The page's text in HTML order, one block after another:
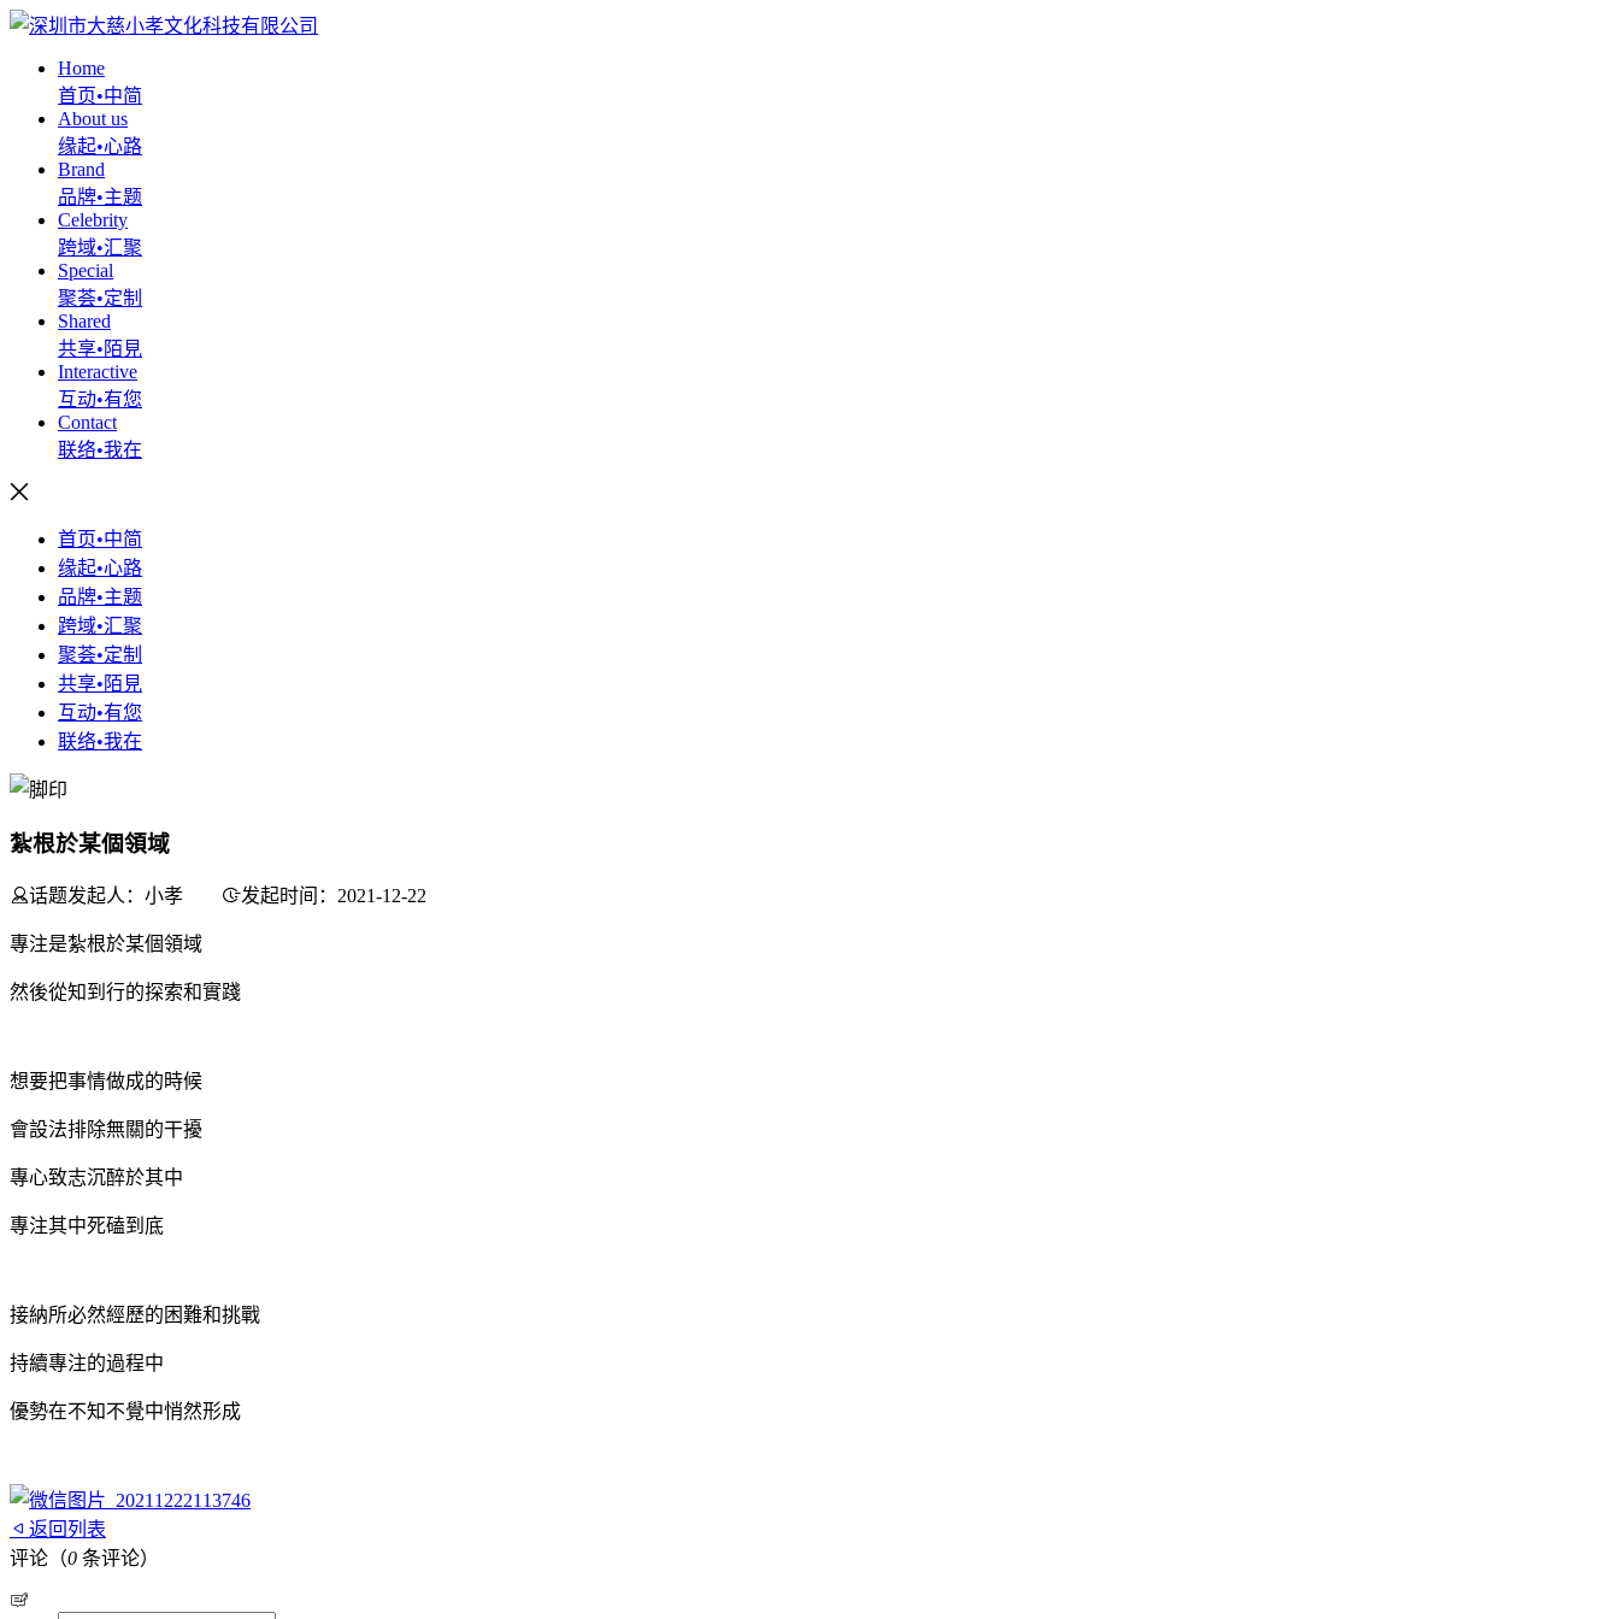
Home
首页•中简
About us
缘起•心路
Brand
品牌•主题
Celebrity
跨域•汇聚
Special
聚荟•定制
Shared
共享•陌見
Interactive
互动•有您
Contact
联络•我在
首页•中简
缘起•心路
品牌•主题
跨域•汇聚
聚荟•定制
共享•陌見
互动•有您
联络•我在
紮根於某個領域
话题发起人：小孝 发起时间：2021-12-22
專注是紮根於某個領域
然後從知到行的探索和實踐
想要把事情做成的時候
會設法排除無關的干擾
專心致志沉醉於其中
專注其中死磕到底
接納所必然經歷的困難和挑戰
持續專注的過程中
優勢在不知不覺中悄然形成
返回列表
评论（0 条评论）